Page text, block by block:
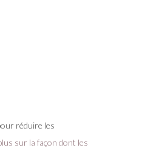
réduire les
sur la façon dont les